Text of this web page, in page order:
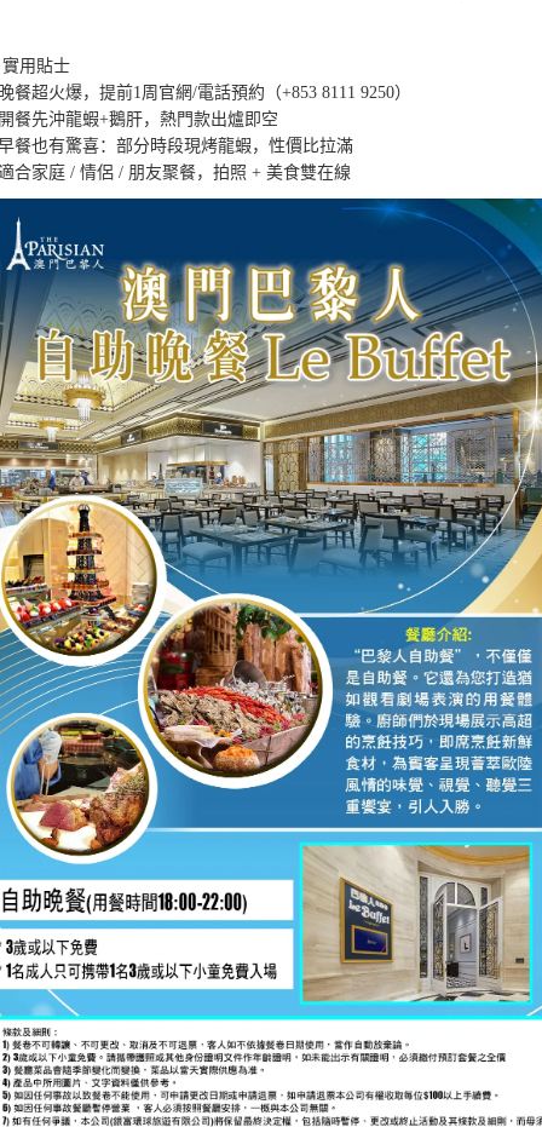
用貼士
餐超火爆，提前1周官網/電話預約（+853 8111 9250）
餐先沖龍蝦+鵝肝，熱門款出爐即空
餐也有驚喜：部分時段現烤龍蝦，性價比拉滿
合家庭 / 情侶 / 朋友聚餐，拍照 + 美食雙在線